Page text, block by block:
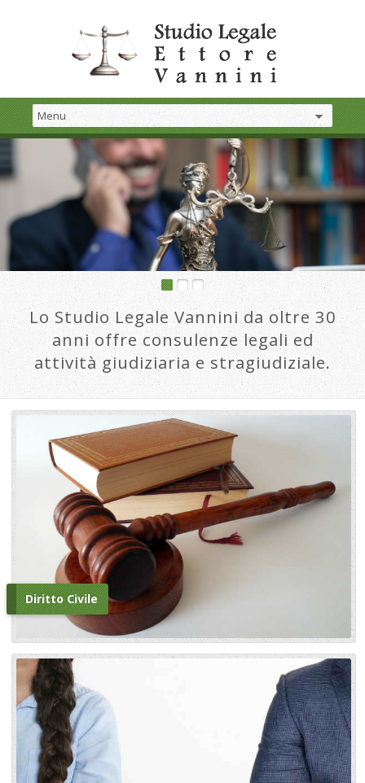
Lo Studio Legale Vannini da oltre 30
anni offre consulenze legali ed
attività giudiziaria e stragiudiziale.
Diritto Civile